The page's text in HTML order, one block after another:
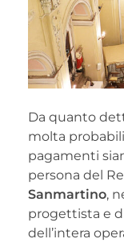
Da quanto
molta
pagamenti
persona del
Sanmartino,
progettista e
dell’intera